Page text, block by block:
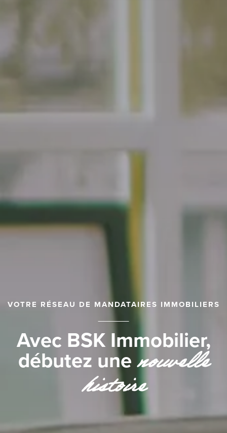
VOTRE RÉSEAU DE MANDATAIRES IMMOBILIERS
Avec BSK Immobilier,
débutez unenouvelle
histoire